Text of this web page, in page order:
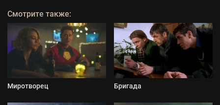
Смотрите также:
Миротворец Бригада